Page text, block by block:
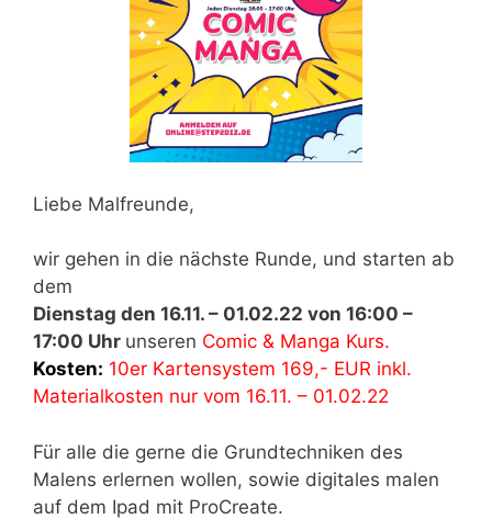
Liebe Malfreunde,
wir gehen in die nächste Runde, und starten ab
dem
Dienstag den 16.11. – 01.02.22 von 16:00 –
17:00 Uhr unseren Comic & Manga Kurs.
Kosten: 10er Kartensystem 169,- EUR inkl.
Materialkosten nur vom 16.11. – 01.02.22
Für alle die gerne die Grundtechniken des
Malens erlernen wollen, sowie digitales malen
auf dem Ipad mit ProCreate.